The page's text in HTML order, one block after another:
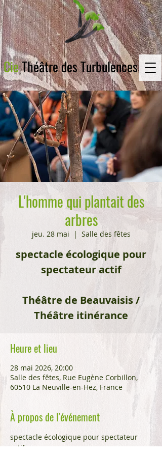
CieThéâtre des Turbulences
L'homme qui plantait des
arbres
jeu. 28 mai
  |
Salle des fêtes
spectacle écologique pour
spectateur actif
Théâtre de Beauvaisis /
Théâtre itinérance
Heure et lieu
28 mai 2026, 20:00
Salle des fêtes, Rue Eugène Corbillon,
60510 La Neuville-en-Hez, France
À propos de l'événement
spectacle écologique pour spectateur
actif